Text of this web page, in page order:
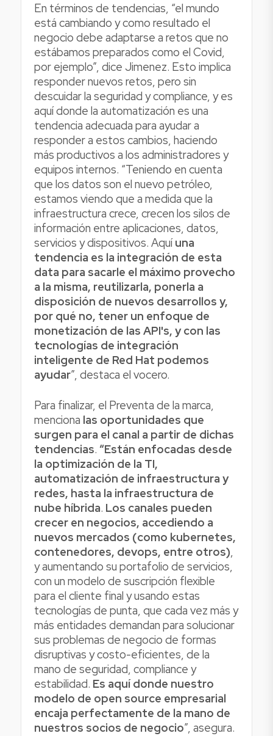
En términos de tendencias, “el mundo
está cambiando y como resultado el
negocio debe adaptarse a retos que no
estábamos preparados como el Covid,
por ejemplo”, dice Jimenez. Esto implica
responder nuevos retos, pero sin
descuidar la seguridad y compliance, y es
aquí donde la automatización es una
tendencia adecuada para ayudar a
responder a estos cambios, haciendo
más productivos a los administradores y
equipos internos. “Teniendo en cuenta
que los datos son el nuevo petróleo,
estamos viendo que a medida que la
infraestructura crece, crecen los silos de
información entre aplicaciones, datos,
servicios y dispositivos. Aquíuna
tendencia es la integración de esta
data para sacarle el máximo provecho
a la misma, reutilizarla, ponerla a
disposición de nuevos desarrollos y,
por qué no, tener un enfoque de
monetización de las API's, y con las
tecnologías de integración
inteligente de Red Hat podemos
ayudar”, destaca el vocero.
Para finalizar, el Preventa de la marca,
menciona las oportunidades que
surgen para el canal a partir de dichas
tendencias. “Están enfocadas desde
la optimización de la TI,
automatización de infraestructura y
redes, hasta la infraestructura de
nube híbrida. Los canales pueden
crecer en negocios, accediendo a
nuevos mercados (como kubernetes,
contenedores, devops, entre otros),
y aumentando su portafolio de servicios,
con un modelo de suscripción flexible
para el cliente final y usando estas
tecnologías de punta, que cada vez más y
más entidades demandan para solucionar
sus problemas de negocio de formas
disruptivas y costo-eficientes, de la
mano de seguridad, compliance y
estabilidad. Es aquí donde nuestro
modelo de open source empresarial
encaja perfectamente de la mano de
nuestros socios de negocio”, asegura.